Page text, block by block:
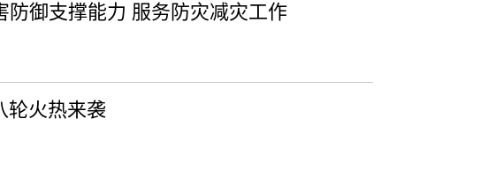
防御支撑能力 服务防灾减灾工作
轮火热来袭